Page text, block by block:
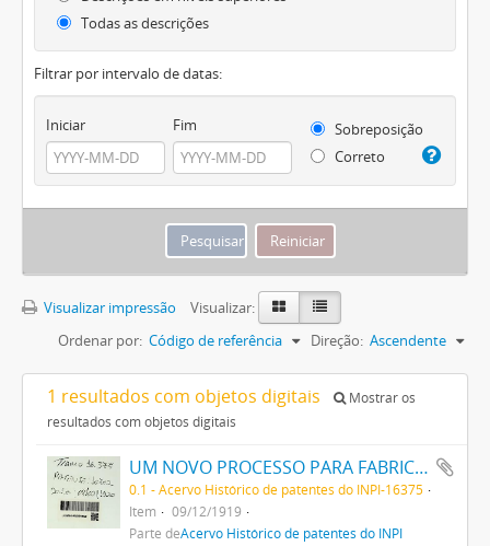
Todas as descrições
Filtrar por intervalo de datas:
Iniciar Fim
Sobreposição
Correto
Visualizar impressão
Visualizar:
Ordenar por: Código de referência Direção: Ascendente
1 resultados com objetos digitais
Mostrar os
resultados com objetos digitais
UM NOVO PROCESSO PARA FABRICAÇÃO DE MATERIAS CORANTES PRETAS CONTENDO ENXOFRE PARA TINGIR ALGODÃO
0.1 - Acervo Histórico de patentes do INPI-16375
Item
09/12/1919
Parte deAcervo Histórico de patentes do INPI